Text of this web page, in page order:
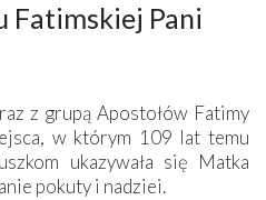
Fatimskiej Pani
z grupą Apostołów Fatimy
w którym 109 lat temu
ukazywała się Matka
pokuty i nadziei.